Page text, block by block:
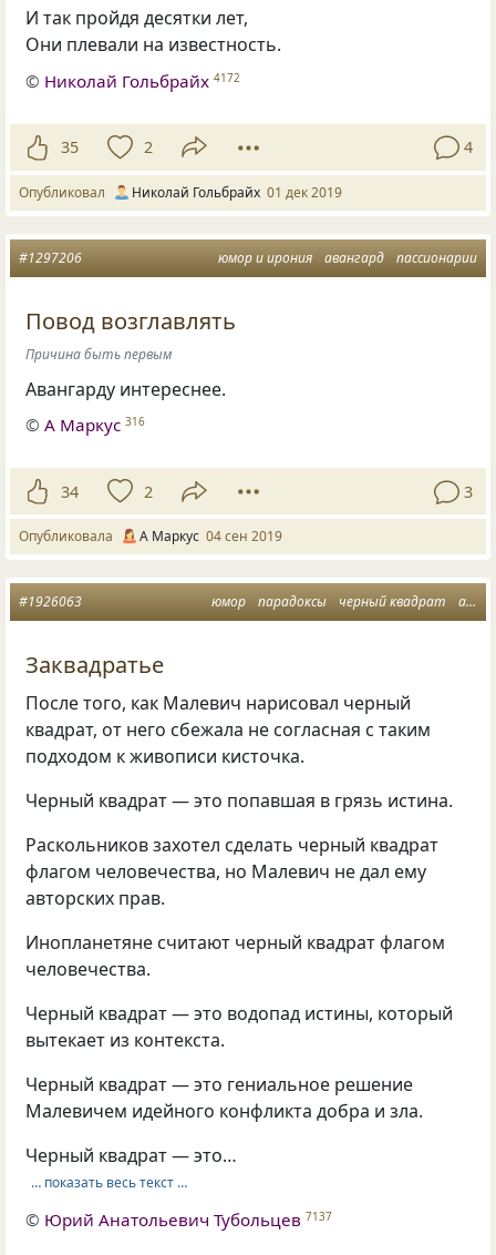
И так пройдя десятки лет,
Они плевали на известность.
© Николай Гольбрайх 4172
35 2 4
Опубликовал Николай Гольбрайх 01 дек 2019
юмор и ирония авангард пассионарии
#1297206
Повод возглавлять
Причина быть первым
Авангарду интереснее.
©А Маркус 316
34 2 3
Опубликовала А Маркус 04 сен 2019
юмор парадоксы черный квадрат абсурд
#1926063
Заквадратье
После того, как Малевич нарисовал черный
квадрат, от него сбежала не согласная с таким
подходом к живописи кисточка.
Черный квадрат — это попавшая в грязь истина.
Раскольников захотел сделать черный квадрат
флагом человечества, но Малевич не дал ему
авторских прав.
Инопланетяне считают черный квадрат флагом
человечества.
Черный квадрат — это водопад истины, который
вытекает из контекста.
Черный квадрат — это гениальное решение
Малевичем идейного конфликта добра и зла.
Черный квадрат — это…
… показать весь текст …
© Юрий Анатольевич Тубольцев 7137